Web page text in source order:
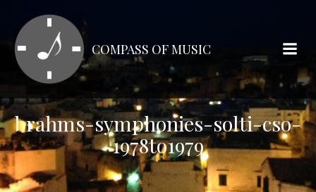
テ
ン
ツ
ス
キ
ッ
プ
COMPASS OF MUSIC
brahms-symphonies-solti-cso-
1978to1979